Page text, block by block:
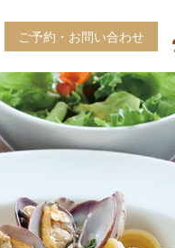
ご予約・お問い合わせ